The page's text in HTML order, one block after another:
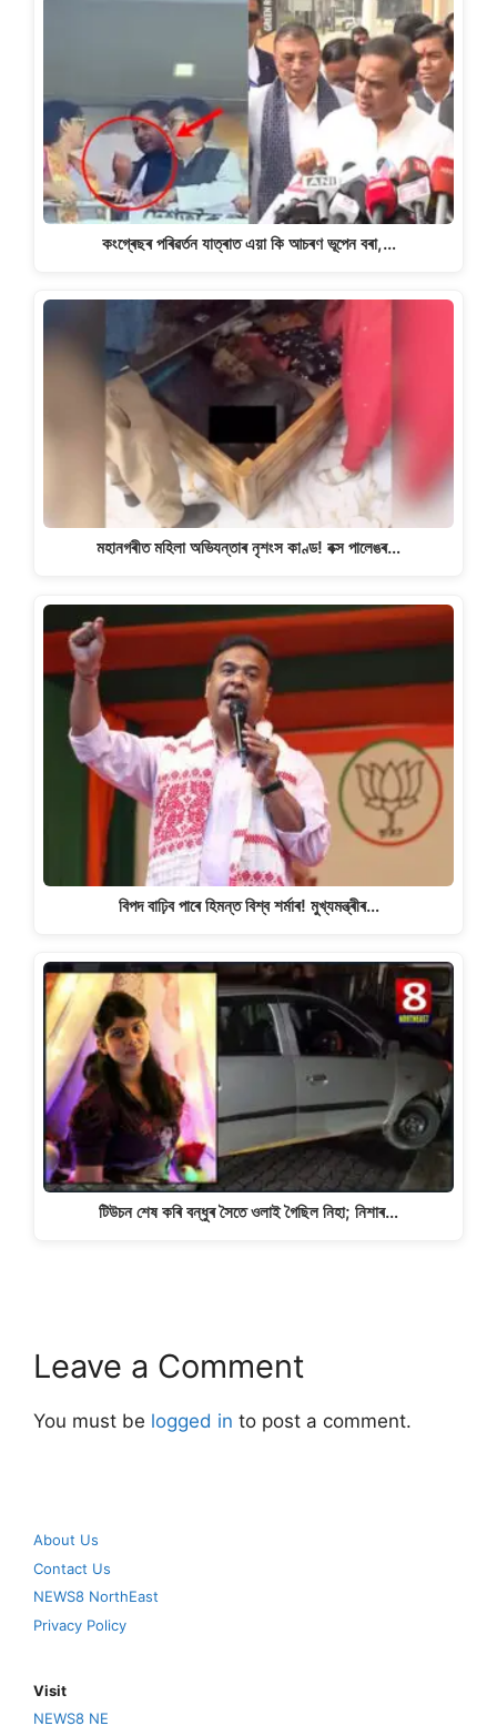
কংগ্ৰেছৰ পৰিৱৰ্তন যাত্ৰাত এয়া কি আচৰণ ভূপেন বৰা,…
মহানগৰীত মহিলা অভিযন্তাৰ নৃশংস কাণ্ড! বক্স পালেঙৰ…
বিপদ বাঢ়িব পাৰে হিমন্ত বিশ্ব শৰ্মাৰ! মুখ্যমন্ত্ৰীৰ…
টিউচন শেষ কৰি বন্ধুৰ সৈতে ওলাই গৈছিল নিহা; নিশাৰ…
Leave a Comment
You must be logged in to post a comment.
About Us
Contact Us
NEWS8 NorthEast
Privacy Policy
Visit
NEWS8 NE